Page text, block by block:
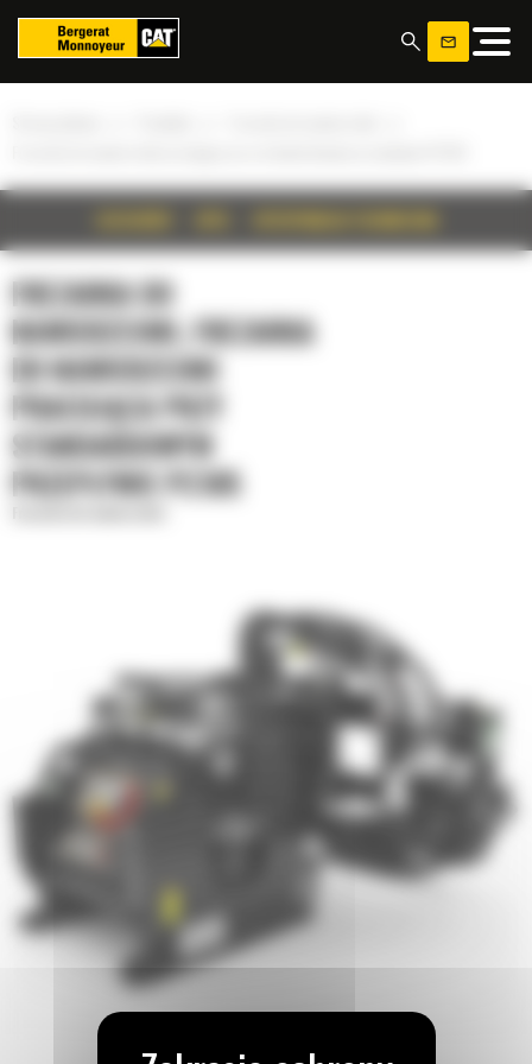
FREZARKA DO
NAWIERZCHNI, FREZARKA
DO NAWIERZCHNI
PRACUJĄCA PRZY
STANDARDOWYM
PRZEPŁYWIE PC105
Panel zarządzania plikami cookies